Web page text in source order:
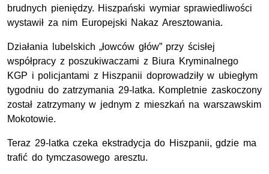
brudnych pieniędzy. Hiszpański wymiar sprawiedliwości
wystawił za nim Europejski Nakaz Aresztowania.
Działania lubelskich „łowców głów” przy ścisłej
współpracy z poszukiwaczami z Biura Kryminalnego
KGP i policjantami z Hiszpanii doprowadziły w ubiegłym
tygodniu do zatrzymania 29-latka. Kompletnie zaskoczony
został zatrzymany w jednym z mieszkań na warszawskim
Mokotowie.
Teraz 29-latka czeka ekstradycja do Hiszpanii, gdzie ma
trafić do tymczasowego aresztu.